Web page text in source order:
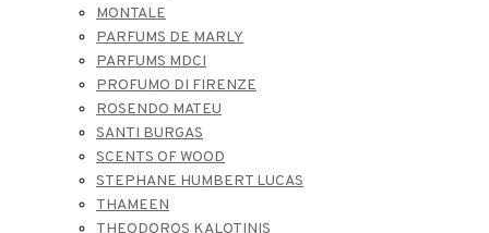
MONTALE
PARFUMS DE MARLY
PARFUMS MDCI
PROFUMO DI FIRENZE
ROSENDO MATEU
SANTI BURGAS
SCENTS OF WOOD
STEPHANE HUMBERT LUCAS
THAMEEN
THEODOROS KALOTINIS